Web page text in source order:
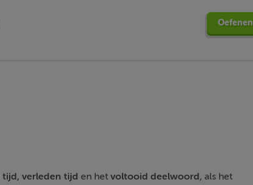
Oefenen
tijd, verleden tijd en hetvoltooid deelwoord, als het